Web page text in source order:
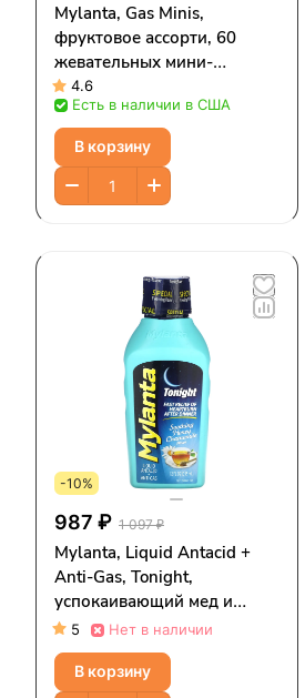
Mylanta, Gas Minis,
фруктовое ассорти, 60
жевательных мини-
таблеток
4.6
Есть в наличии в США
В корзину
-10%
987 ₽ 1 097 ₽
Mylanta, Liquid Antacid +
Anti-Gas, Tonight,
успокаивающий мед и
ромашка, 355 мл (12 жидк.
Унций)
5 Нет в наличии
В корзину